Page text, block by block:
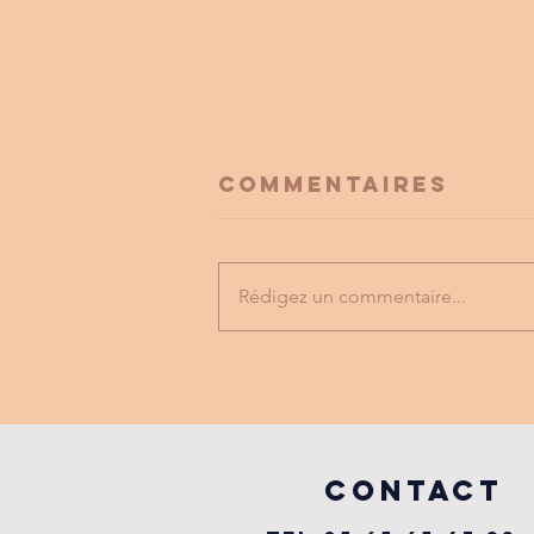
MUSICAL
Commentaires
Rédigez un commentaire...
COntact